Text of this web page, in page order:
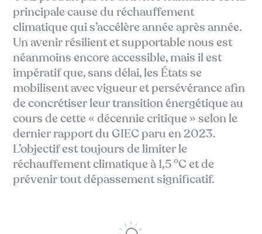
principale cause du réchauffement
climatique qui s’accélère année après année.
Un avenir résilient et supportable nous est
néanmoins encore accessible, mais il est
impératif que, sans délai, les États se
mobilisent avec vigueur et persévérance afin
de concrétiser leur transition énergétique au
cours de cette « décennie critique » selon le
dernier rapport du GIEC paru en 2023.
L’objectif est toujours de limiter le
réchauffement climatique à 1,5 °C et de
prévenir tout dépassement significatif.